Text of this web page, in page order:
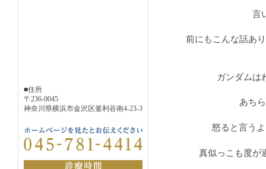
言
前にもこんな話あ
ガンダムは
あち
怒ると言う
真似っこも度が
■住所
〒236-0045
神奈川県横浜市金沢区釜利谷南4-23-3